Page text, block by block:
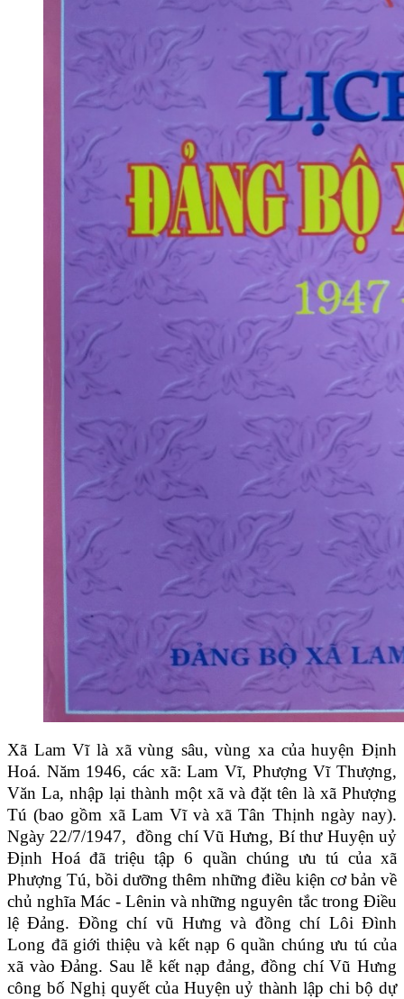
Xã Lam Vĩ là xã vùng sâu, vùng xa của huyện Định
Hoá. Năm 1946, các xã: Lam Vĩ, Phượng Vĩ Thượng,
Văn La, nhập lại thành một xã và đặt tên là xã Phượng
Tú (bao gồm xã Lam Vĩ và xã Tân Thịnh ngày nay).
Ngày 22/7/1947, đồng chí Vũ Hưng, Bí thư Huyện uỷ
Định Hoá đã triệu tập 6 quần chúng ưu tú của xã
Phượng Tú, bồi dưỡng thêm những điều kiện cơ bản về
chủ nghĩa Mác - Lênin và những nguyên tắc trong Điều
lệ Đảng. Đồng chí vũ Hưng và đồng chí Lôi Đình
Long đã giới thiệu và kết nạp 6 quần chúng ưu tú của
xã vào Đảng. Sau lễ kết nạp đảng, đồng chí Vũ Hưng
công bố Nghị quyết của Huyện uỷ thành lập chi bộ dự